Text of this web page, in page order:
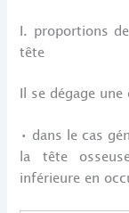
I. proportions
tête
Il se dégage
• dans le cas
la tête
inférieure en